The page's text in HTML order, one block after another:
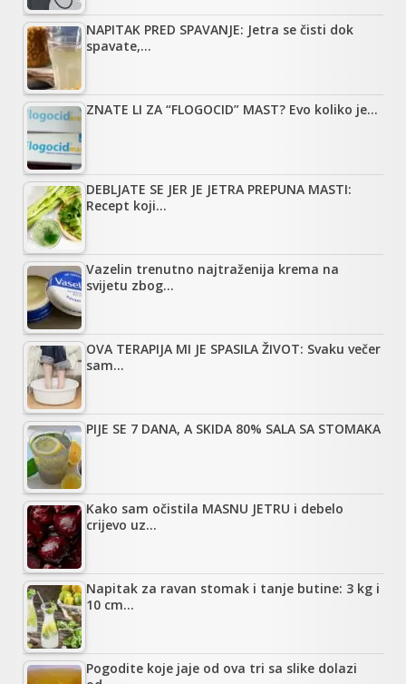
NAPITAK PRED SPAVANJE: Jetra se čisti dok
spavate,…
ZNATE LI ZA “FLOGOCID” MAST? Evo koliko je…
DEBLJATE SE JER JE JETRA PREPUNA MASTI:
Recept koji…
Vazelin trenutno najtraženija krema na
svijetu zbog…
OVA TERAPIJA MI JE SPASILA ŽIVOT: Svaku večer
sam…
PIJE SE 7 DANA, A SKIDA 80% SALA SA STOMAKA
Kako sam očistila MASNU JETRU i debelo
crijevo uz…
Napitak za ravan stomak i tanje butine: 3 kg i
10 cm…
Pogodite koje jaje od ova tri sa slike dolazi